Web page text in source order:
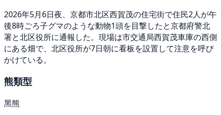
2026年5月6日夜、京都市北区西賀茂の住宅街で住民2人が午
後8時ごろ子グマのような動物1頭を目撃したと京都府警北
署と北区役所に通報した。現場は市交通局西賀茂車庫の西側
にある畑で、北区役所が7日朝に看板を設置して注意を呼び
かけている。
熊類型
黑熊